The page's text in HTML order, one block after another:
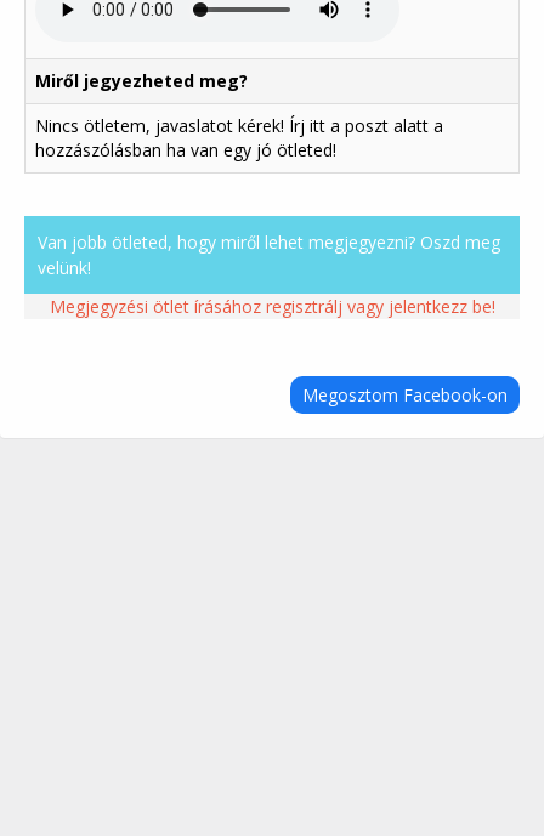
Miről jegyezheted meg?
Nincs ötletem, javaslatot kérek! Írj itt a poszt alatt a
hozzászólásban ha van egy jó ötleted!
Van jobb ötleted, hogy miről lehet megjegyezni? Oszd meg
velünk!
Megjegyzési ötlet írásához regisztrálj vagy jelentkezz be!
Megosztom Facebook-on